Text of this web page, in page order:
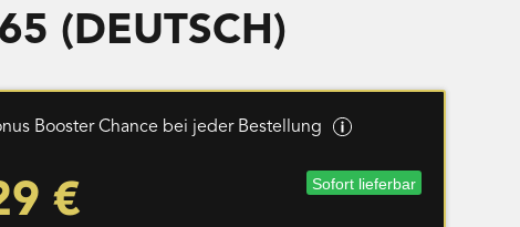
(DEUTSCH)
Booster Chance bei jeder Bestellung
€ Sofort lieferbar